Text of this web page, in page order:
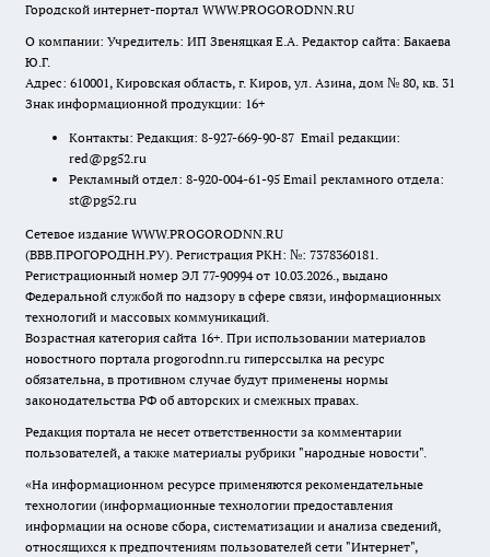
Городской интернет-портал WWW.PROGORODNN.RU
О компании: Учредитель: ИП Звеняцкая Е.А. Редактор сайта: Бакаева
Ю.Г.
Адрес: 610001, Кировская область, г. Киров, ул. Азина, дом № 80, кв. 31
Знак информационной продукции: 16+
Контакты: Редакция: 8-927-669-90-87 Email редакции:
red@pg52.ru
Рекламный отдел: 8-920-004-61-95 Email рекламного отдела:
st@pg52.ru
Сетевое издание WWW.PROGORODNN.RU
(ВВВ.ПРОГОРОДНН.РУ). Регистрация РКН: №: 7378360181.
Регистрационный номер ЭЛ 77-90994 от 10.03.2026., выдано
Федеральной службой по надзору в сфере связи, информационных
технологий и массовых коммуникаций.
Возрастная категория сайта 16+. При использовании материалов
новостного портала progorodnn.ru гиперссылка на ресурс
обязательна, в противном случае будут применены нормы
законодательства РФ об авторских и смежных правах.
Редакция портала не несет ответственности за комментарии
пользователей, а также материалы рубрики "народные новости".
«На информационном ресурсе применяются рекомендательные
технологии (информационные технологии предоставления
информации на основе сбора, систематизации и анализа сведений,
относящихся к предпочтениям пользователей сети "Интернет",